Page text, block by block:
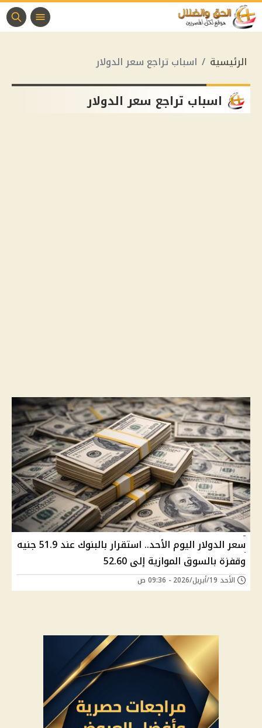
الرئيسية اسباب تراجع سعر الدولار
اسباب تراجع سعر الدولار
سعر الدولار اليوم الأحد.. استقرار بالبنوك عند 51.9 جنيه
وقفزة بالسوق الموازية إلى 52.60
الأحد 19/أبريل/2026 - 09:36 ص